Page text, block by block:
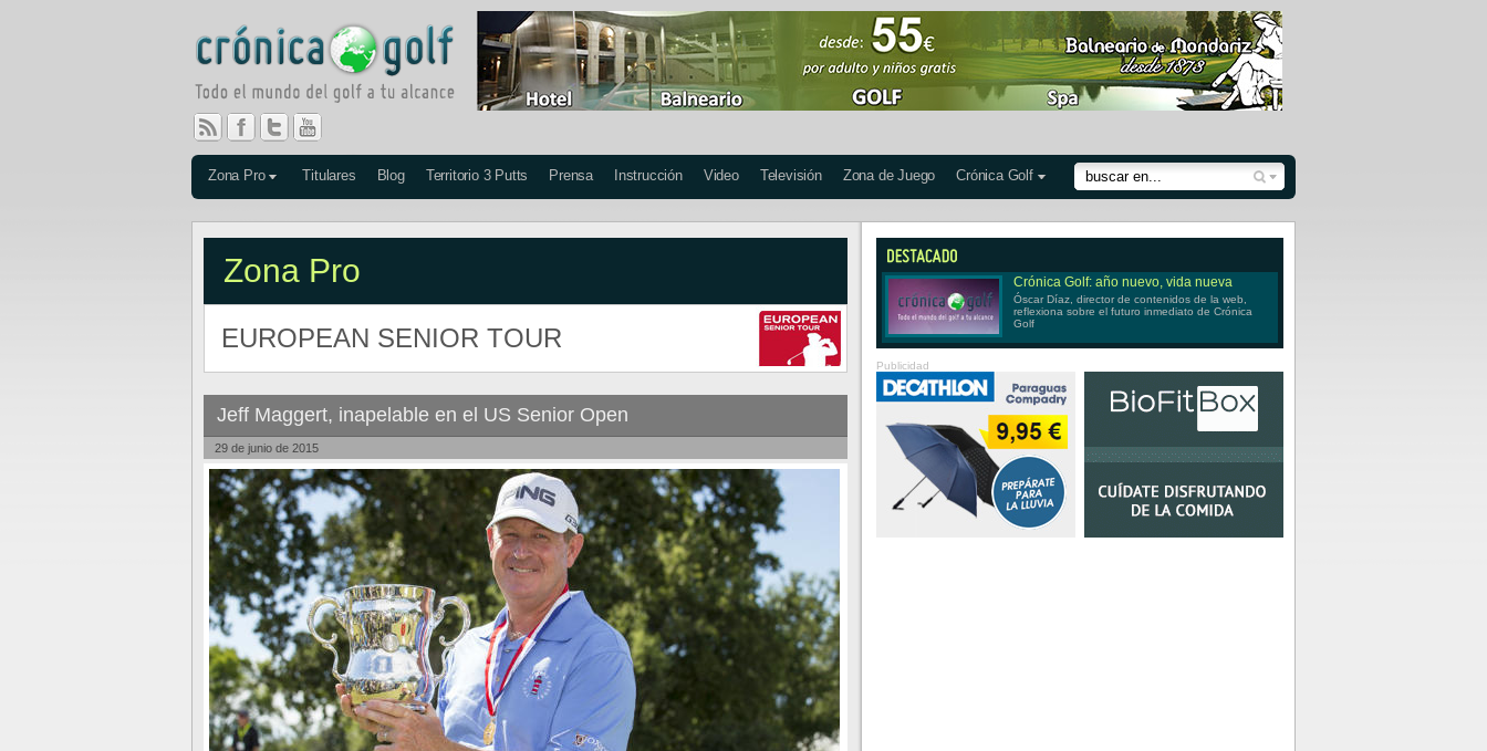
Zona Pro Titulares Blog Territorio 3 Putts Prensa Instrucción Video Televisión Zona de Juego Crónica Golf
Zona Pro
EUROPEAN SENIOR TOUR
Jeff Maggert, inapelable en el US Senior Open
29 de junio de 2015
Crónica Golf: año nuevo, vida nueva
Óscar Díaz, director de contenidos de la web,
reflexiona sobre el futuro inmediato de Crónica
Golf
Publicidad